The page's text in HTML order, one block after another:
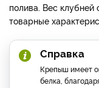
полива. Вес
товарные
Справка
Крепыш имеет
белка,